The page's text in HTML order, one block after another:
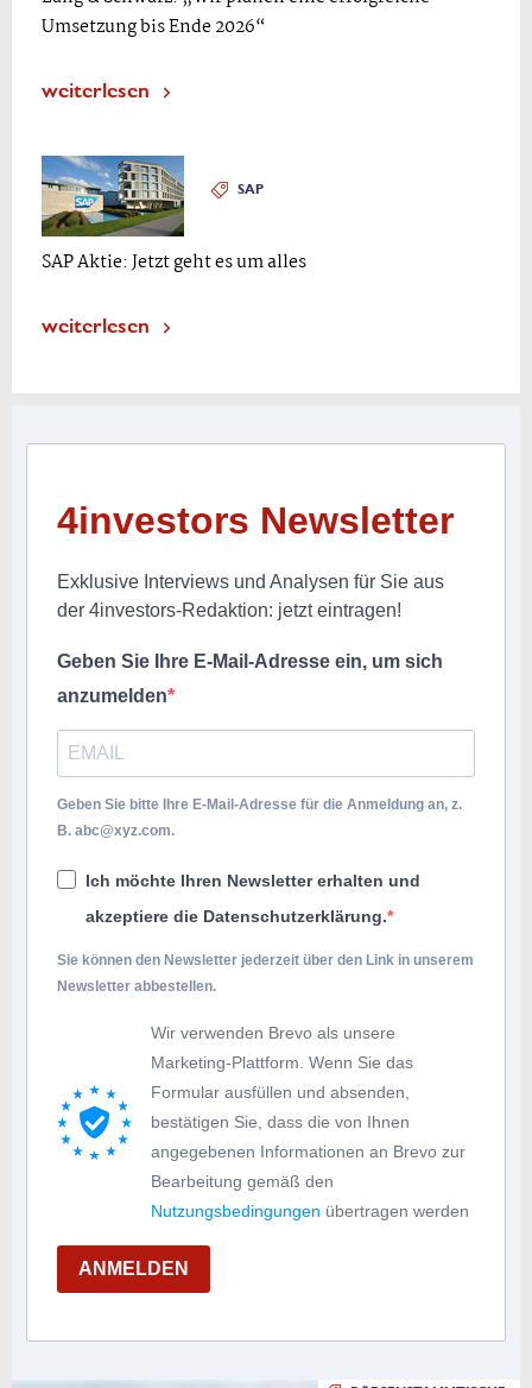
Umsetzung bis Ende 2026“
weiterlesen
SAP
SAP Aktie: Jetzt geht es um alles
weiterlesen
4investors Newsletter
Exklusive Interviews und Analysen für Sie aus
der 4investors-Redaktion: jetzt eintragen!
Geben Sie Ihre E-Mail-Adresse ein, um sich
anzumelden
Geben Sie bitte Ihre E-Mail-Adresse für die Anmeldung an, z.
B. abc@xyz.com.
Ich möchte Ihren Newsletter erhalten und
akzeptiere die Datenschutzerklärung.
Sie können den Newsletter jederzeit über den Link in unserem
Newsletter abbestellen.
Wir verwenden Brevo als unsere
Marketing-Plattform. Wenn Sie das
Formular ausfüllen und absenden,
bestätigen Sie, dass die von Ihnen
angegebenen Informationen an Brevo zur
Bearbeitung gemäß den
Nutzungsbedingungen übertragen werden
ANMELDEN